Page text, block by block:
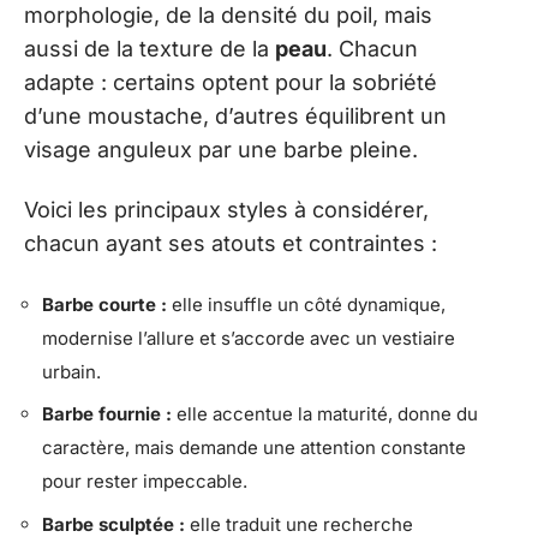
morphologie, de la densité du poil, mais
aussi de la texture de la peau. Chacun
adapte : certains optent pour la sobriété
d’une moustache, d’autres équilibrent un
visage anguleux par une barbe pleine.
Voici les principaux styles à considérer,
chacun ayant ses atouts et contraintes :
Barbe courte : elle insuffle un côté dynamique,
modernise l’allure et s’accorde avec un vestiaire
urbain.
Barbe fournie : elle accentue la maturité, donne du
caractère, mais demande une attention constante
pour rester impeccable.
Barbe sculptée : elle traduit une recherche